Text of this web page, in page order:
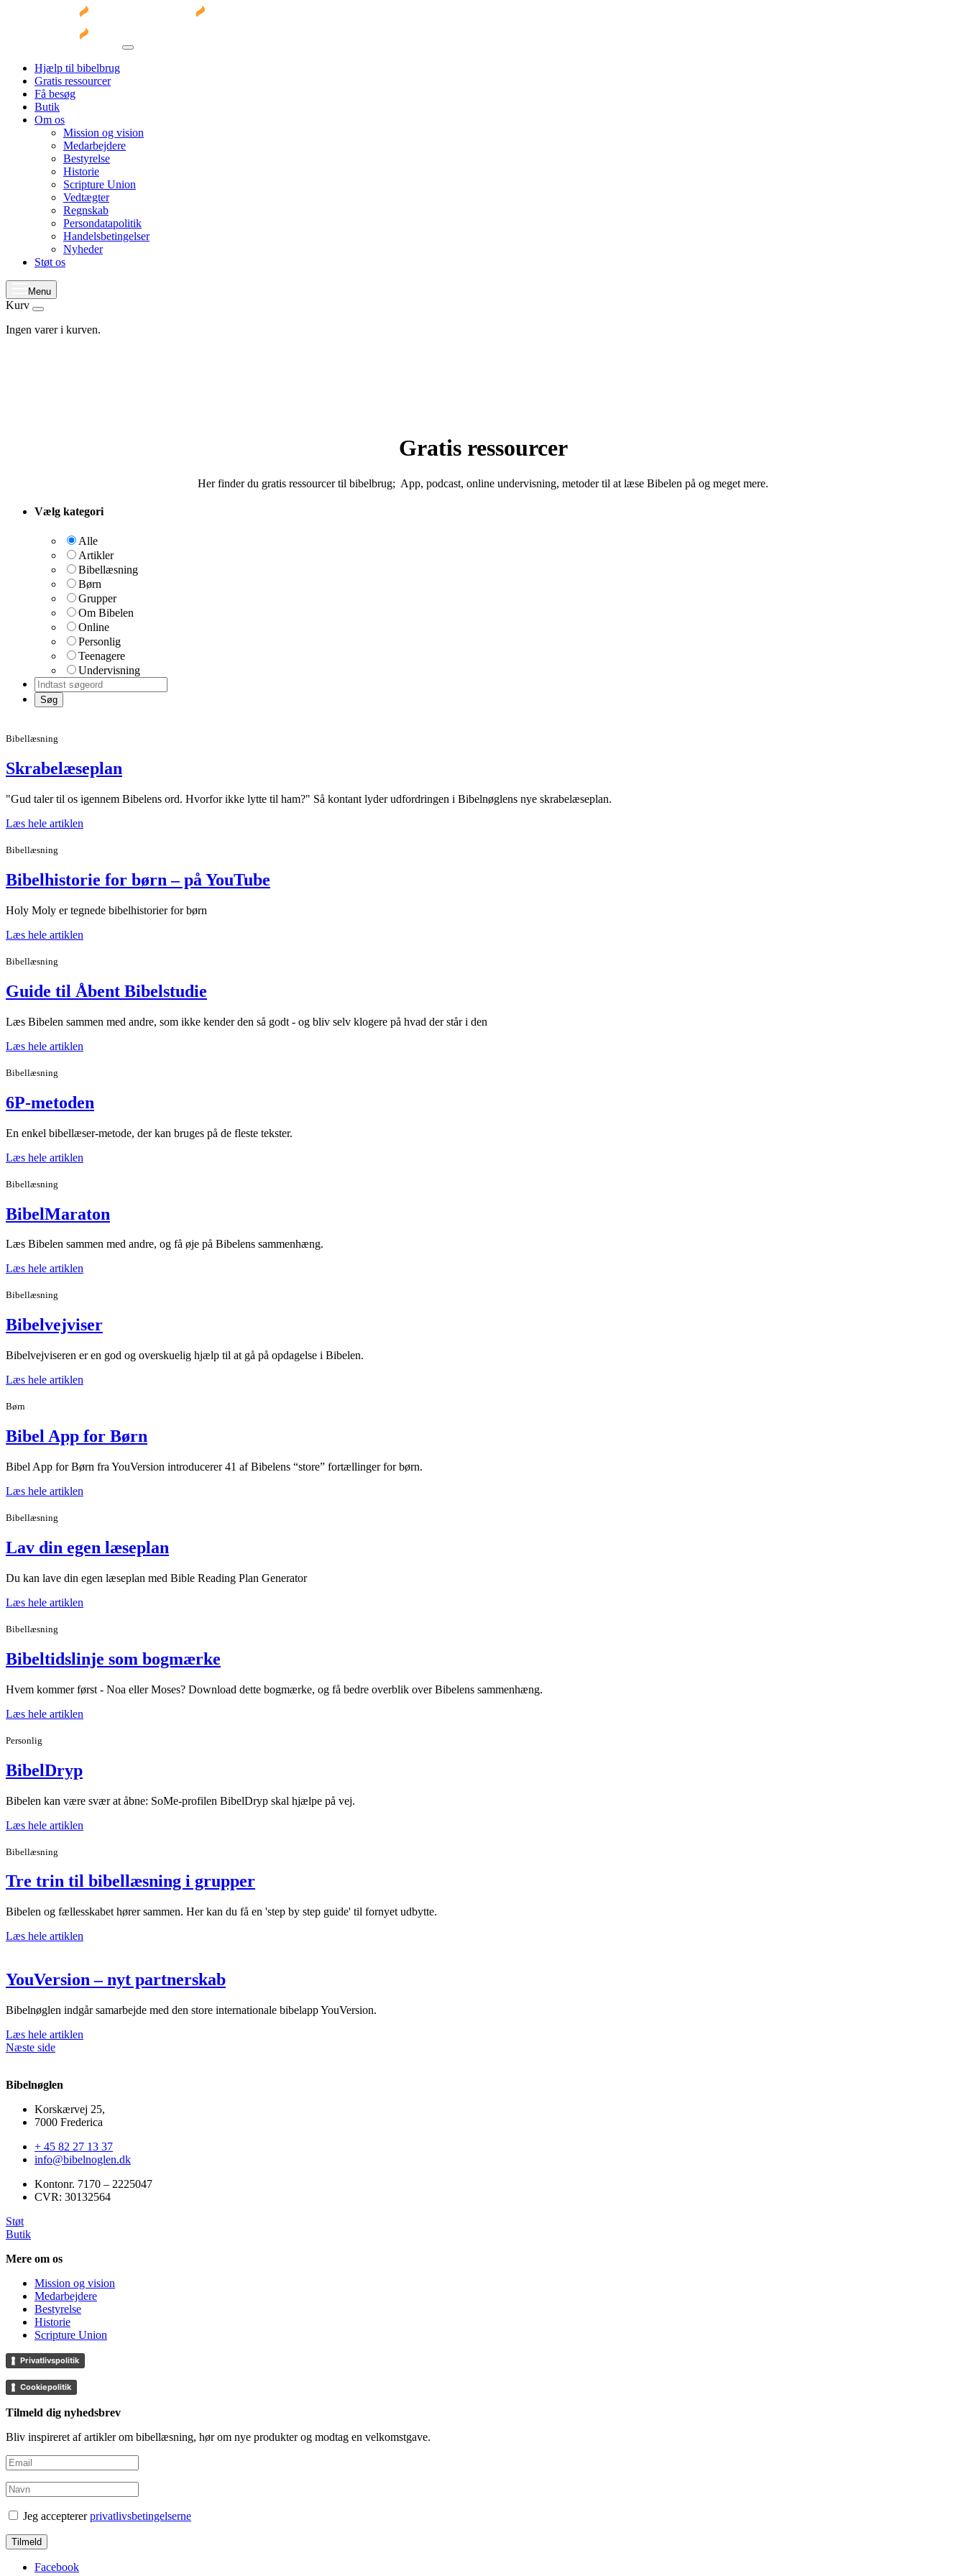
Hjælp til bibelbrug
Gratis ressourcer
Få besøg
Butik
Om os
Mission og vision
Medarbejdere
Bestyrelse
Historie
Scripture Union
Vedtægter
Regnskab
Persondatapolitik
Handelsbetingelser
Nyheder
Støt os
Menu
Kurv
Ingen varer i kurven.
Gratis ressourcer
Her finder du gratis ressourcer til bibelbrug; App, podcast, online undervisning, metoder til at læse Bibelen på og meget mere.
Vælg kategori
Alle
Artikler
Bibellæsning
Børn
Grupper
Om Bibelen
Online
Personlig
Teenagere
Undervisning
Bibellæsning
Skrabelæseplan
"Gud taler til os igennem Bibelens ord. Hvorfor ikke lytte til ham?" Så kontant lyder udfordringen i Bibelnøglens nye skrabelæseplan.
Læs hele artiklen
Bibellæsning
Bibelhistorie for børn – på YouTube
Holy Moly er tegnede bibelhistorier for børn
Læs hele artiklen
Bibellæsning
Guide til Åbent Bibelstudie
Læs Bibelen sammen med andre, som ikke kender den så godt - og bliv selv klogere på hvad der står i den
Læs hele artiklen
Bibellæsning
6P-metoden
En enkel bibellæser-metode, der kan bruges på de fleste tekster.
Læs hele artiklen
Bibellæsning
BibelMaraton
Læs Bibelen sammen med andre, og få øje på Bibelens sammenhæng.
Læs hele artiklen
Bibellæsning
Bibelvejviser
Bibelvejviseren er en god og overskuelig hjælp til at gå på opdagelse i Bibelen.
Læs hele artiklen
Børn
Bibel App for Børn
Bibel App for Børn fra YouVersion introducerer 41 af Bibelens “store” fortællinger for børn.
Læs hele artiklen
Bibellæsning
Lav din egen læseplan
Du kan lave din egen læseplan med Bible Reading Plan Generator
Læs hele artiklen
Bibellæsning
Bibeltidslinje som bogmærke
Hvem kommer først - Noa eller Moses? Download dette bogmærke, og få bedre overblik over Bibelens sammenhæng.
Læs hele artiklen
Personlig
BibelDryp
Bibelen kan være svær at åbne: SoMe-profilen BibelDryp skal hjælpe på vej.
Læs hele artiklen
Bibellæsning
Tre trin til bibellæsning i grupper
Bibelen og fællesskabet hører sammen. Her kan du få en 'step by step guide' til fornyet udbytte.
Læs hele artiklen
YouVersion – nyt partnerskab
Bibelnøglen indgår samarbejde med den store internationale bibelapp YouVersion.
Læs hele artiklen
Næste side
Bibelnøglen
Korskærvej 25,
7000 Frederica
+ 45 82 27 13 37
info@bibelnoglen.dk
Kontonr. ‍7170 – 2225047
CVR: ‍30132564
Støt
Butik
Mere om os
Mission og vision
Medarbejdere
Bestyrelse
Historie
Scripture Union
Privatlivspolitik
Cookiepolitik
Tilmeld dig nyhedsbrev
Bliv inspireret af artikler om bibellæsning, hør om nye produkter og modtag en velkomstgave.
Jeg acceptererprivatlivsbetingelserne
Facebook